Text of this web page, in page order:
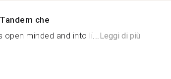
che
open minded and into li...Leggi di più